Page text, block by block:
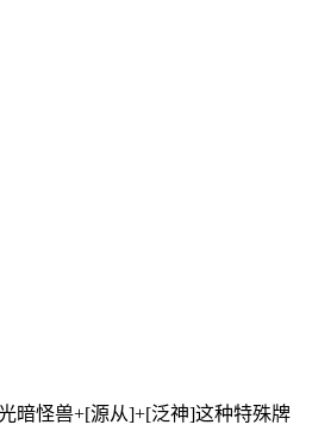
暗怪兽+[源从]+[泛神]这种特殊牌